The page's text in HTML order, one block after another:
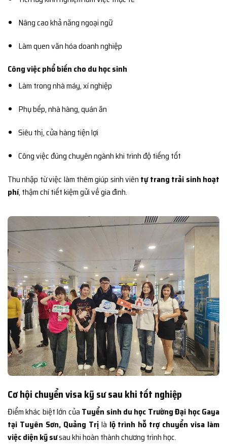
Nâng cao khả năng ngoại ngữ
Làm quen văn hóa doanh nghiệp
Công việc phổ biến cho du học sinh
Làm trong nhà máy, xí nghiệp
Phụ bếp, nhà hàng, quán ăn
Siêu thị, cửa hàng tiện lợi
Công việc đúng chuyên ngành khi trình độ tiếng tốt
Thu nhập từ việc làm thêm giúp sinh viên tự trang trải sinh hoạt
phí, thậm chí tiết kiệm gửi về gia đình.
Cơ hội chuyển visa kỹ sư sau khi tốt nghiệp
Điểm khác biệt lớn của Tuyển sinh du học Trường Đại học Gaya
tại Tuyên Sơn, Quảng Trịlà lộ trình hỗ trợ chuyển visa làm
việc diện kỹ sưsau khi hoàn thành chương trình học.